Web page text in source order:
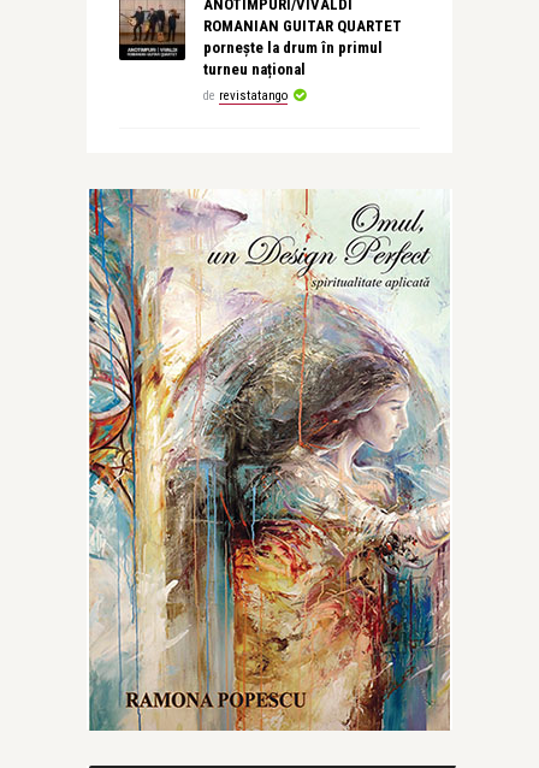
ANOTIMPURI/VIVALDI
ROMANIAN GUITAR QUARTET
pornește la drum în primul
turneu național
de revistatango